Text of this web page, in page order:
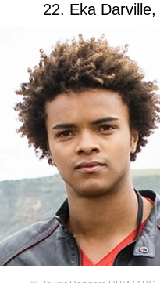
22. Eka Darville,